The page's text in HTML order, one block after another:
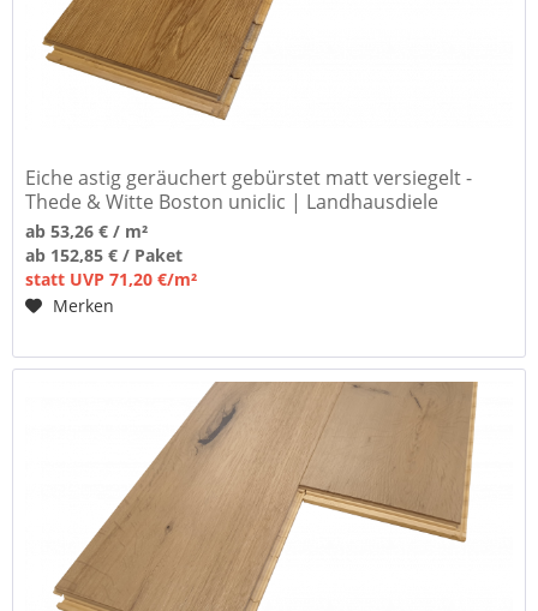
Eiche astig geräuchert gebürstet matt versiegelt -
Thede & Witte Boston uniclic | Landhausdiele
ab 53,26 € / m²
ab 152,85 € / Paket
statt UVP 71,20 €/m²
Merken